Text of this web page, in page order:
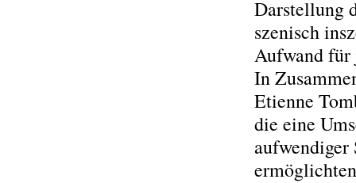
Darstellung
szenisch
Aufwand für
In
Etienne
die eine